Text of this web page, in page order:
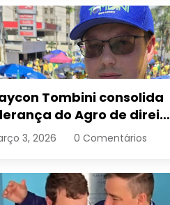
Tombini consolida
do Agro de direita
manifestação “Acorda
em Goiânia
3, 2026 0 Comentários